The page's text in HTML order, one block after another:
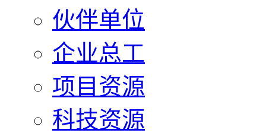
伙伴单位
企业总工
项目资源
科技资源